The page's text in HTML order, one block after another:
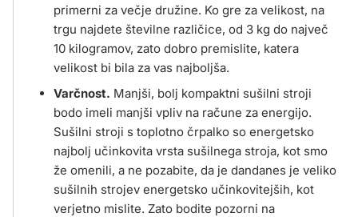
primerni za večje družine. Ko gre za velikost, na
trgu najdete številne različice, od 3 kg do največ
10 kilogramov, zato dobro premislite, katera
velikost bi bila za vas najboljša.
Varčnost. Manjši, bolj kompaktni sušilni stroji
bodo imeli manjši vpliv na račune za energijo.
Sušilni stroji s toplotno črpalko so energetsko
najbolj učinkovita vrsta sušilnega stroja, kot smo
že omenili, a ne pozabite, da je dandanes je veliko
sušilnih strojev energetsko učinkovitejših, kot
verjetno mislite. Zato bodite pozorni na